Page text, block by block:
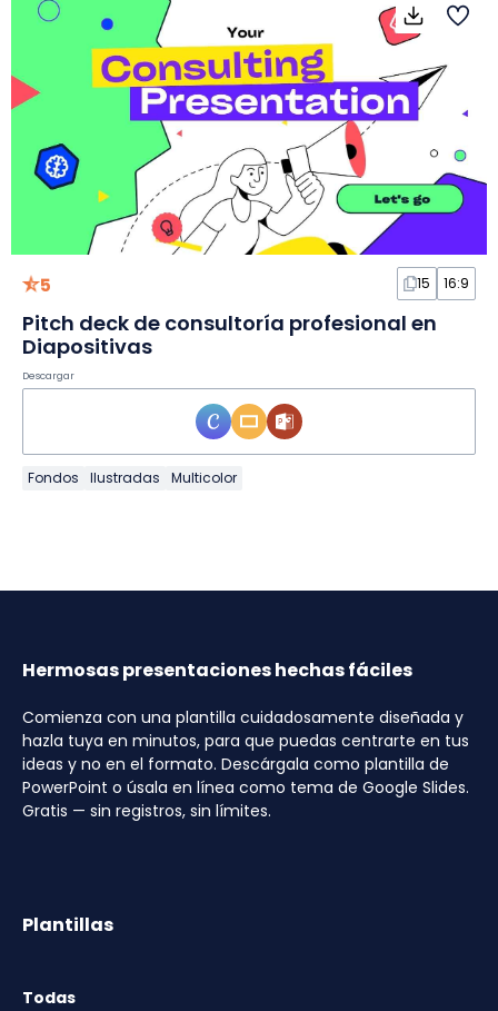
5 15 16:9
Pitch deck de consultoría profesional en
Diapositivas
Descargar
Fondos Ilustradas Multicolor
Hermosas presentaciones hechas fáciles
Comienza con una plantilla cuidadosamente diseñada y
hazla tuya en minutos, para que puedas centrarte en tus
ideas y no en el formato. Descárgala como plantilla de
PowerPoint o úsala en línea como tema de Google Slides.
Gratis — sin registros, sin límites.
Plantillas
Todas